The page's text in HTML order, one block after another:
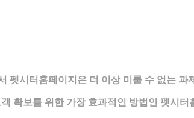
펫시터홈페이지은 더 이상 미룰 수 없는
확보를 위한 가장 효과적인 방법인 펫시